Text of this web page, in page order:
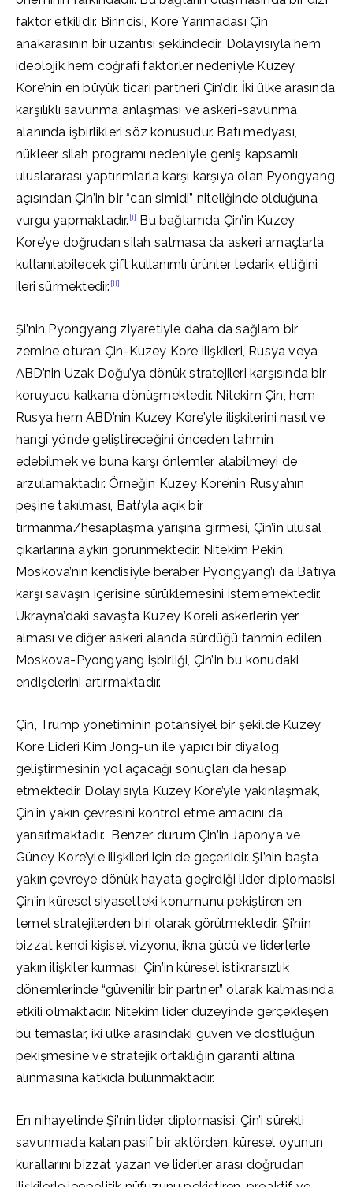
faktör etkilidir. Birincisi, Kore Yarımadası Çin
anakarasının bir uzantısı şeklindedir. Dolayısıyla hem
ideolojik hem coğrafi faktörler nedeniyle Kuzey
Kore’nin en büyük ticari partneri Çin’dir. İki ülke arasında
karşılıklı savunma anlaşması ve askeri-savunma
alanında işbirlikleri söz konusudur. Batı medyası,
nükleer silah programı nedeniyle geniş kapsamlı
uluslararası yaptırımlarla karşı karşıya olan Pyongyang
açısından Çin’in bir “can simidi” niteliğinde olduğuna
vurgu yapmaktadır. [i] Bu bağlamda Çin’in Kuzey
Kore’ye doğrudan silah satmasa da askeri amaçlarla
kullanılabilecek çift kullanımlı ürünler tedarik ettiğini
ileri sürmektedir. [ii]
Şi’nin Pyongyang ziyaretiyle daha da sağlam bir
zemine oturan Çin-Kuzey Kore ilişkileri, Rusya veya
ABD’nin Uzak Doğu’ya dönük stratejileri karşısında bir
koruyucu kalkana dönüşmektedir. Nitekim Çin, hem
Rusya hem ABD’nin Kuzey Kore’yle ilişkilerini nasıl ve
hangi yönde geliştireceğini önceden tahmin
edebilmek ve buna karşı önlemler alabilmeyi de
arzulamaktadır. Örneğin Kuzey Kore’nin Rusya’nın
peşine takılması, Batı’yla açık bir
tırmanma/hesaplaşma yarışına girmesi, Çin’in ulusal
çıkarlarına aykırı görünmektedir. Nitekim Pekin,
Moskova’nın kendisiyle beraber Pyongyang’ı da Batı’ya
karşı savaşın içerisine sürüklemesini istememektedir.
Ukrayna’daki savaşta Kuzey Koreli askerlerin yer
alması ve diğer askeri alanda sürdüğü tahmin edilen
Moskova-Pyongyang işbirliği, Çin’in bu konudaki
endişelerini artırmaktadır.
Çin, Trump yönetiminin potansiyel bir şekilde Kuzey
Kore Lideri Kim Jong-un ile yapıcı bir diyalog
geliştirmesinin yol açacağı sonuçları da hesap
etmektedir. Dolayısıyla Kuzey Kore’yle yakınlaşmak,
Çin’in yakın çevresini kontrol etme amacını da
yansıtmaktadır. Benzer durum Çin’in Japonya ve
Güney Kore’yle ilişkileri için de geçerlidir. Şi’nin başta
yakın çevreye dönük hayata geçirdiği lider diplomasisi,
Çin’in küresel siyasetteki konumunu pekiştiren en
temel stratejilerden biri olarak görülmektedir. Şi’nin
bizzat kendi kişisel vizyonu, ikna gücü ve liderlerle
yakın ilişkiler kurması, Çin’in küresel istikrarsızlık
dönemlerinde “güvenilir bir partner” olarak kalmasında
etkili olmaktadır. Nitekim lider düzeyinde gerçekleşen
bu temaslar, iki ülke arasındaki güven ve dostluğun
pekişmesine ve stratejik ortaklığın garanti altına
alınmasına katkıda bulunmaktadır.
En nihayetinde Şi’nin lider diplomasisi; Çin’i sürekli
savunmada kalan pasif bir aktörden, küresel oyunun
kurallarını bizzat yazan ve liderler arası doğrudan